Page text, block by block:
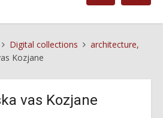
Digital collections
architecture,
Kozjane
vas Kozjane